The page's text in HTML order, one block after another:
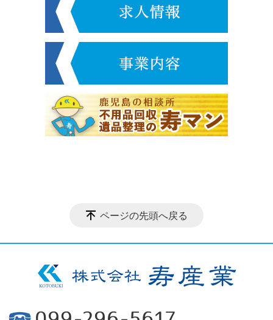
ページの先頭へ戻る